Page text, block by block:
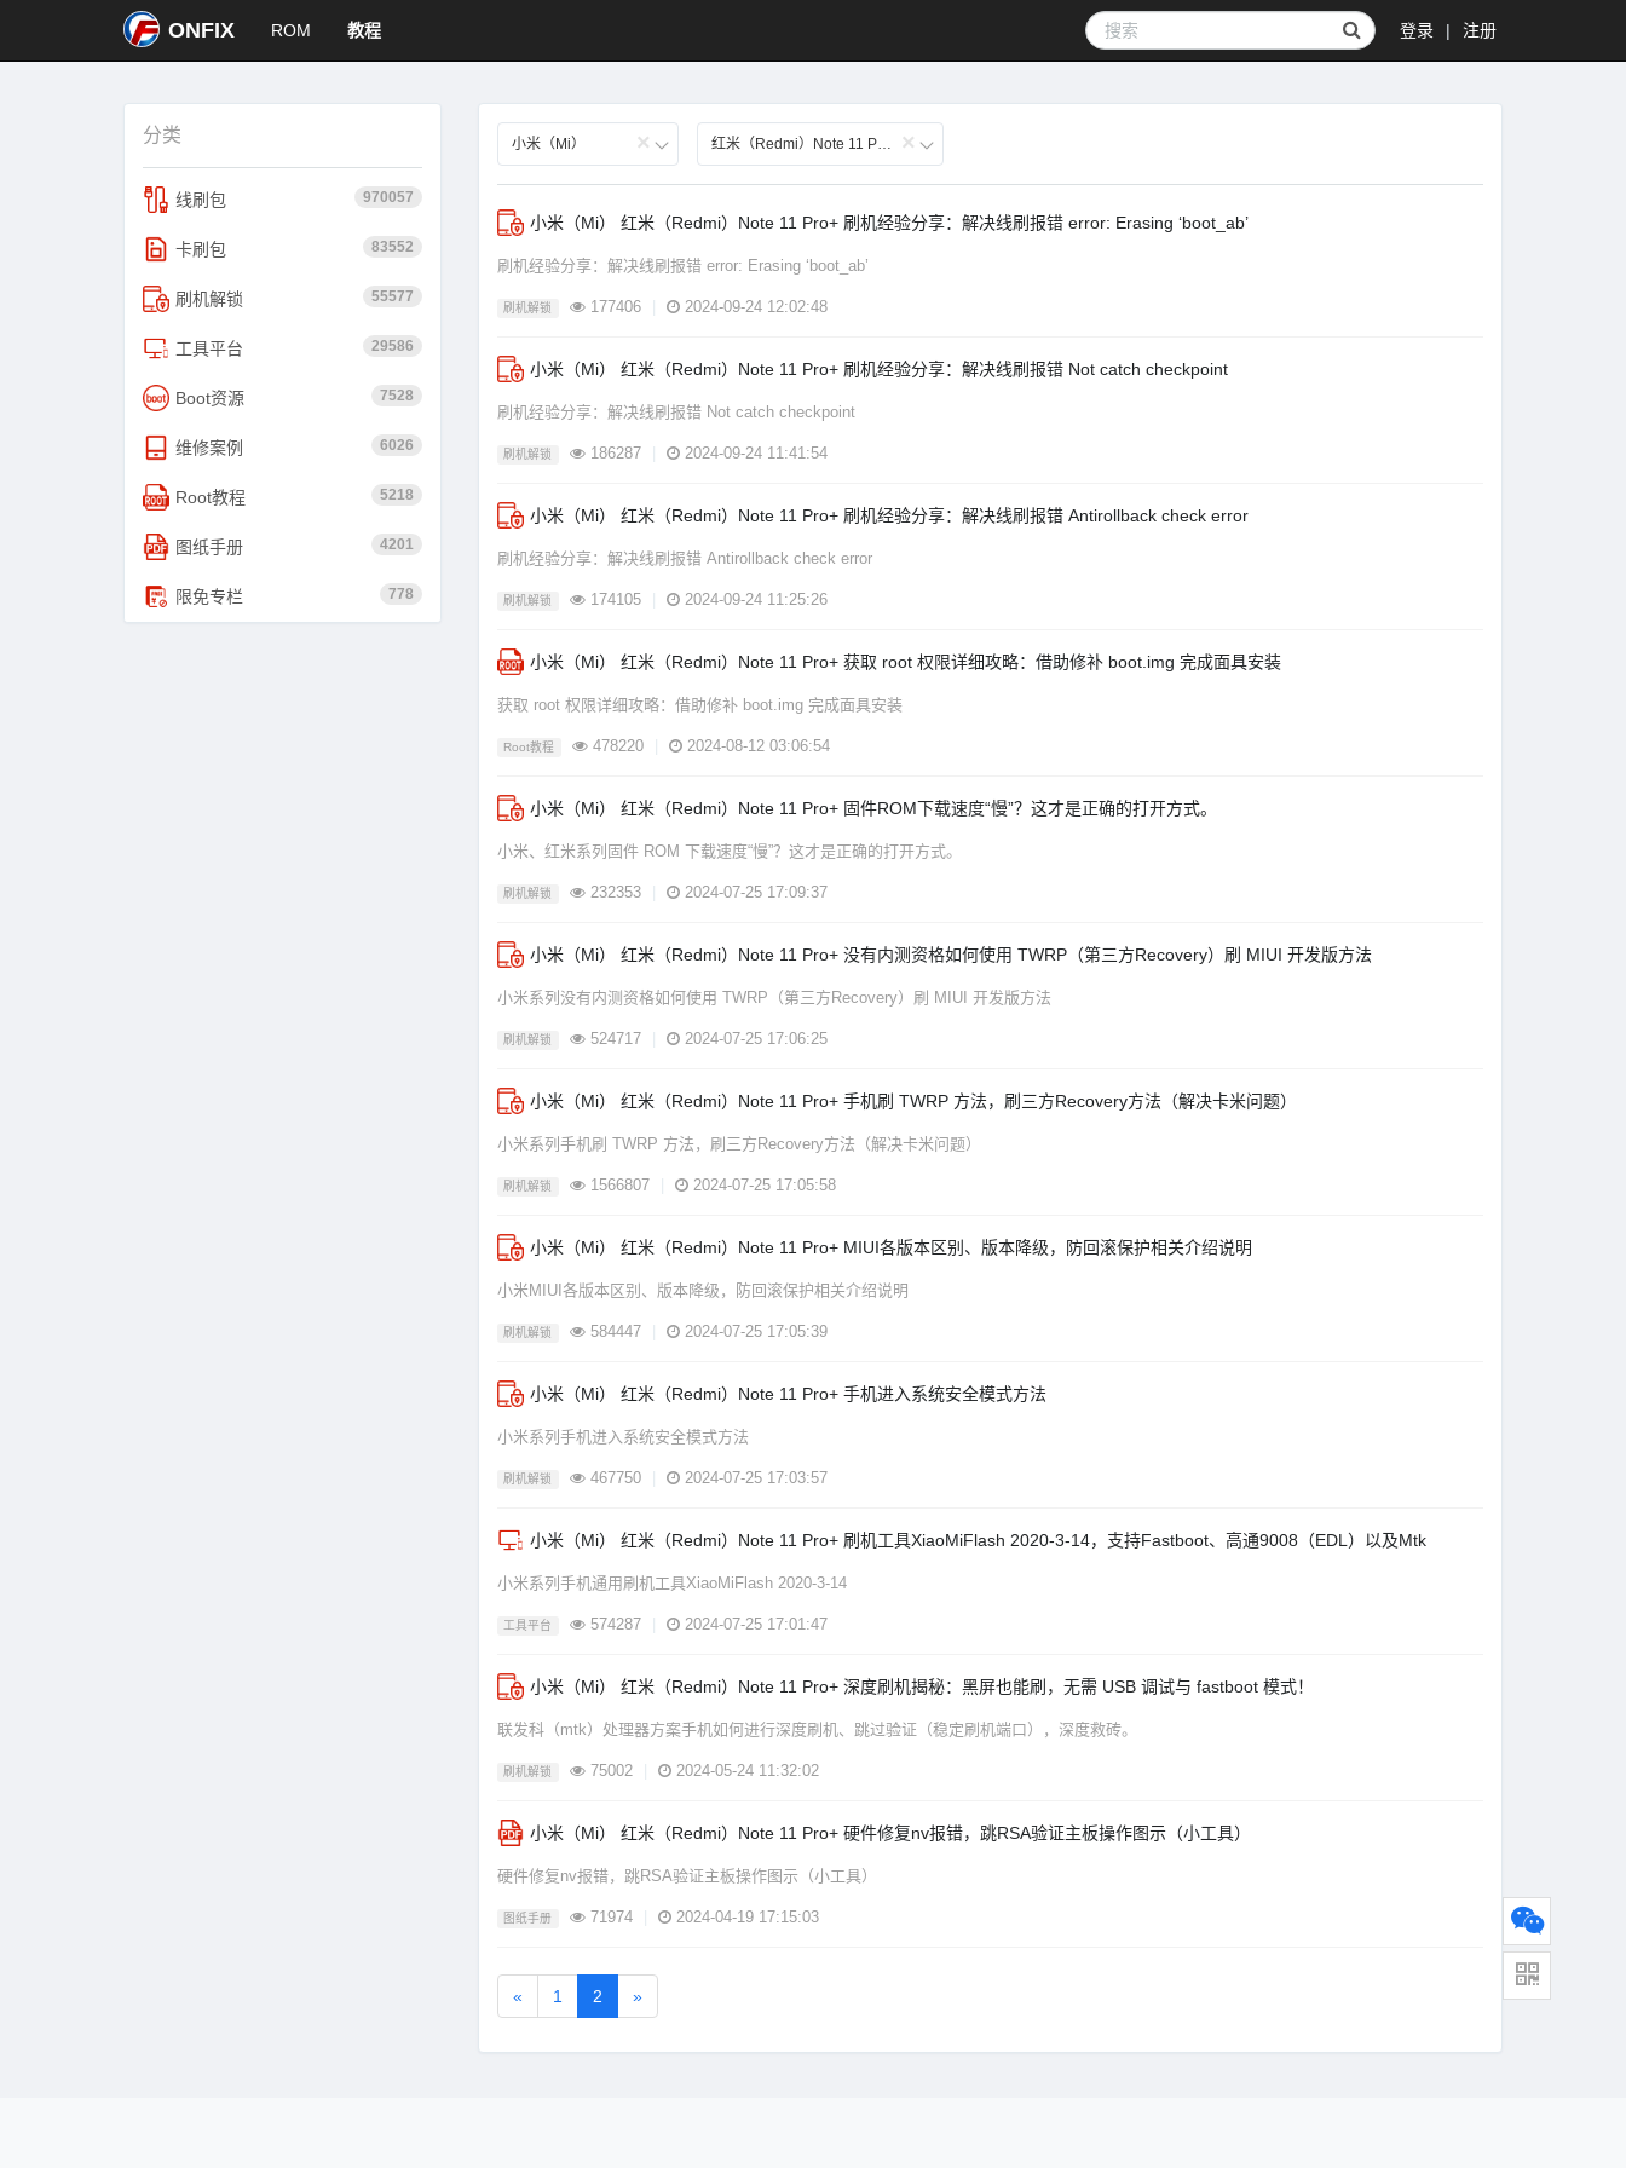
ONFIX ROM 教程 登录 | 注册
分类
970057
线刷包
83552
卡刷包
55577
刷机解锁
29586
工具平台
7528
Boot资源
6026
维修案例
5218
Root教程
4201
图纸手册
778
限免专栏
小米（Mi） × 红米（Redmi）Note 11 Pro+ ×
小米（Mi） 红米（Redmi）Note 11 Pro+ 刷机经验分享：解决线刷报错 error: Erasing ‘boot_ab’
刷机经验分享：解决线刷报错 error: Erasing ‘boot_ab’
刷机解锁 177406 2024-09-24 12:02:48
小米（Mi） 红米（Redmi）Note 11 Pro+ 刷机经验分享：解决线刷报错 Not catch checkpoint
刷机经验分享：解决线刷报错 Not catch checkpoint
刷机解锁 186287 2024-09-24 11:41:54
小米（Mi） 红米（Redmi）Note 11 Pro+ 刷机经验分享：解决线刷报错 Antirollback check error
刷机经验分享：解决线刷报错 Antirollback check error
刷机解锁 174105 2024-09-24 11:25:26
小米（Mi） 红米（Redmi）Note 11 Pro+ 获取 root 权限详细攻略：借助修补 boot.img 完成面具安装
获取 root 权限详细攻略：借助修补 boot.img 完成面具安装
Root教程 478220 2024-08-12 03:06:54
小米（Mi） 红米（Redmi）Note 11 Pro+ 固件ROM下载速度“慢”？这才是正确的打开方式。
小米、红米系列固件 ROM 下载速度“慢”？这才是正确的打开方式。
刷机解锁 232353 2024-07-25 17:09:37
小米（Mi） 红米（Redmi）Note 11 Pro+ 没有内测资格如何使用 TWRP（第三方Recovery）刷 MIUI 开发版方法
小米系列没有内测资格如何使用 TWRP（第三方Recovery）刷 MIUI 开发版方法
刷机解锁 524717 2024-07-25 17:06:25
小米（Mi） 红米（Redmi）Note 11 Pro+ 手机刷 TWRP 方法，刷三方Recovery方法（解决卡米问题）
小米系列手机刷 TWRP 方法，刷三方Recovery方法（解决卡米问题）
刷机解锁 1566807 2024-07-25 17:05:58
小米（Mi） 红米（Redmi）Note 11 Pro+ MIUI各版本区别、版本降级，防回滚保护相关介绍说明
小米MIUI各版本区别、版本降级，防回滚保护相关介绍说明
刷机解锁 584447 2024-07-25 17:05:39
小米（Mi） 红米（Redmi）Note 11 Pro+ 手机进入系统安全模式方法
小米系列手机进入系统安全模式方法
刷机解锁 467750 2024-07-25 17:03:57
小米（Mi） 红米（Redmi）Note 11 Pro+ 刷机工具XiaoMiFlash 2020-3-14，支持Fastboot、高通9008（EDL）以及Mtk
小米系列手机通用刷机工具XiaoMiFlash 2020-3-14
工具平台 574287 2024-07-25 17:01:47
小米（Mi） 红米（Redmi）Note 11 Pro+ 深度刷机揭秘：黑屏也能刷，无需 USB 调试与 fastboot 模式！
联发科（mtk）处理器方案手机如何进行深度刷机、跳过验证（稳定刷机端口），深度救砖。
刷机解锁 75002 2024-05-24 11:32:02
小米（Mi） 红米（Redmi）Note 11 Pro+ 硬件修复nv报错，跳RSA验证主板操作图示（小工具）
硬件修复nv报错，跳RSA验证主板操作图示（小工具）
图纸手册 71974 2024-04-19 17:15:03
« 1 2 »